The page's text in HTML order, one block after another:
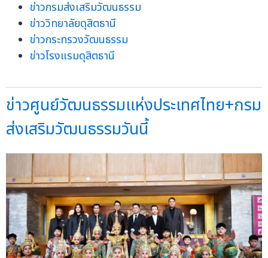
ข่าวกรมส่งเสริมวัฒนธรรม
ข่าววิทยาลัยดุสิตธานี
ข่าวกระทรวงวัฒนธรรม
ข่าวโรงแรมดุสิตธานี
ข่าวศูนย์วัฒนธรรมแห่งประเทศไทย+กรม
ส่งเสริมวัฒนธรรมวันนี้